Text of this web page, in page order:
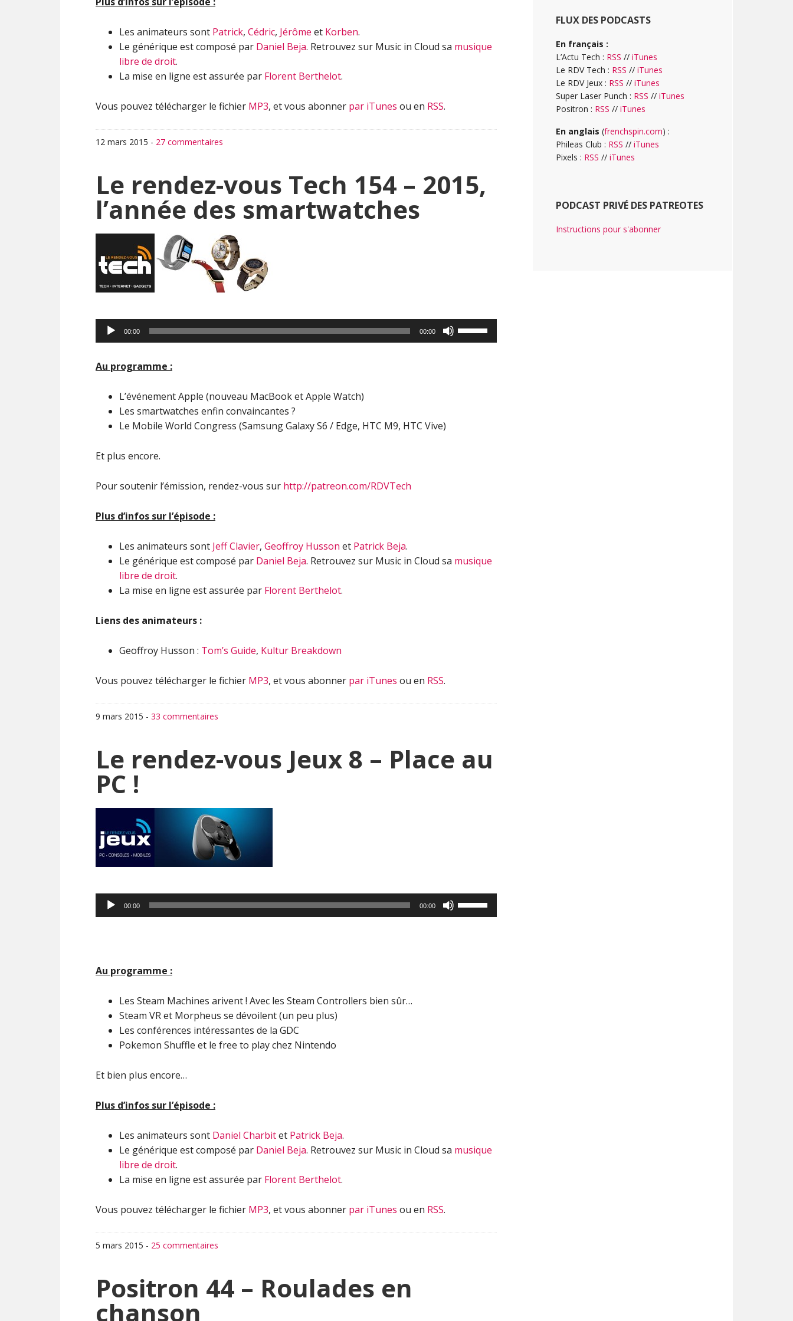
Les animateurs sont Patrick, Cédric, Jérôme et Korben.
Le générique est composé par Daniel Beja. Retrouvez sur Music in Cloud sa musique
libre de droit.
La mise en ligne est assurée par Florent Berthelot.
Vous pouvez télécharger le fichier MP3, et vous abonner par iTunes ou en RSS.
12 mars 2015 - 27 commentaires
Le rendez-vous Tech 154 – 2015,
l’année des smartwatches
Lecteur
audio
00:00 00:00
les
Au programme :
L’événement Apple (nouveau MacBook et Apple Watch)
Les smartwatches enfin convaincantes ?
Le Mobile World Congress (Samsung Galaxy S6 / Edge, HTC M9, HTC Vive)
Et plus encore.
Pour soutenir l’émission, rendez-vous sur http://patreon.com/RDVTech
Plus d’infos sur l’épisode :
Les animateurs sont Jeff Clavier, Geoffroy Husson et Patrick Beja.
Le générique est composé par Daniel Beja. Retrouvez sur Music in Cloud sa musique
libre de droit.
La mise en ligne est assurée par Florent Berthelot.
Liens des animateurs :
Geoffroy Husson : Tom’s Guide, Kultur Breakdown
Vous pouvez télécharger le fichier MP3, et vous abonner par iTunes ou en RSS.
9 mars 2015 - 33 commentaires
Le rendez-vous Jeux 8 – Place au
PC !
Lecteur
audio
00:00 00:00
les
Au programme :
Les Steam Machines arivent ! Avec les Steam Controllers bien sûr…
Steam VR et Morpheus se dévoilent (un peu plus)
Les conférences intéressantes de la GDC
Pokemon Shuffle et le free to play chez Nintendo
Et bien plus encore…
Plus d’infos sur l’épisode :
Les animateurs sont Daniel Charbitet Patrick Beja.
Le générique est composé par Daniel Beja. Retrouvez sur Music in Cloud sa musique
libre de droit.
La mise en ligne est assurée par Florent Berthelot.
Vous pouvez télécharger le fichier MP3, et vous abonner par iTunes ou en RSS.
5 mars 2015 - 25 commentaires
Positron 44 – Roulades en
chanson
FLUX DES PODCASTS
En français :
L’Actu Tech : RSS // iTunes
Le RDV Tech : RSS // iTunes
Le RDV Jeux : RSS // iTunes
Super Laser Punch : RSS // iTunes
Positron : RSS // iTunes
En anglais (frenchspin.com) :
Phileas Club : RSS // iTunes
Pixels : RSS // iTunes
PODCAST PRIVÉ DES PATREOTES
Instructions pour s'abonner